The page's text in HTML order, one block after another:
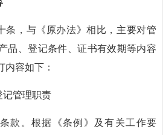
条，与《原办法》相比，主要对管
品、登记条件、证书有效期等内容
容如下：
记管理职责
款。根据《条例》及有关工作要